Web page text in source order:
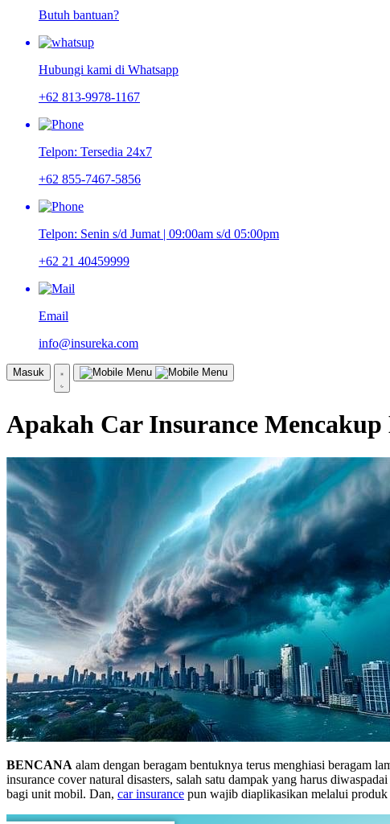
Butuh bantuan?
Hubungi kami di Whatsapp
+62 813-9978-1167
Telpon: Tersedia 24x7
+62 855-7467-5856
Telpon: Senin s/d Jumat | 09:00am s/d 05:00pm
+62 21 40459999
Email
info@insureka.com
Masuk
Apakah Car Insurance Mencakup
BENCANA alam dengan beragam bentuknya terus menghiasi beragam
insurance cover natural disasters, salah satu dampak yang harus
bagi unit mobil. Dan, car insurance pun wajib diaplikasikan melalui produk